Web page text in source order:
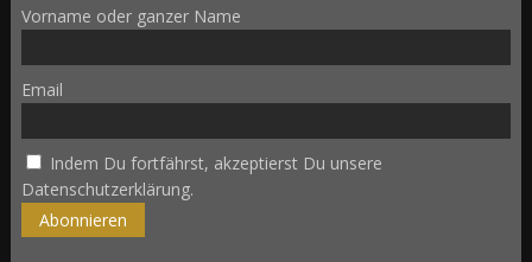
Vorname oder ganzer Name
Email
Indem Du fortfährst, akzeptierst Du unsere
Datenschutzerklärung.